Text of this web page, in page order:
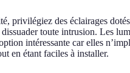
privilégiez des éclairages
toute intrusion. Les
intéressante car elles
en étant faciles à installer.